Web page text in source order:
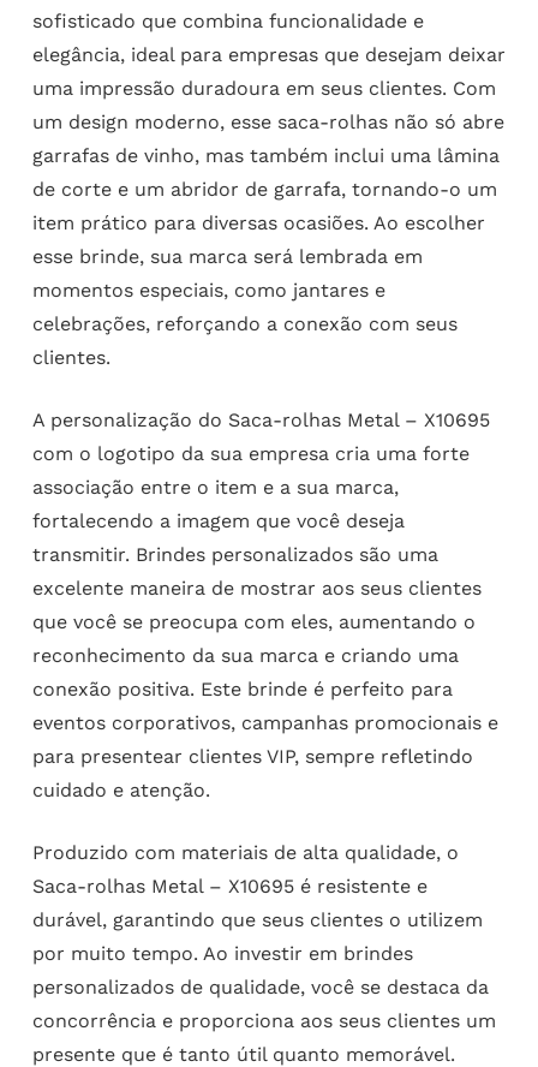
sofisticado que combina funcionalidade e
elegância, ideal para empresas que desejam deixar
uma impressão duradoura em seus clientes. Com
um design moderno, esse saca-rolhas não só abre
garrafas de vinho, mas também inclui uma lâmina
de corte e um abridor de garrafa, tornando-o um
item prático para diversas ocasiões. Ao escolher
esse brinde, sua marca será lembrada em
momentos especiais, como jantares e
celebrações, reforçando a conexão com seus
clientes.
A personalização do Saca-rolhas Metal – X10695
com o logotipo da sua empresa cria uma forte
associação entre o item e a sua marca,
fortalecendo a imagem que você deseja
transmitir. Brindes personalizados são uma
excelente maneira de mostrar aos seus clientes
que você se preocupa com eles, aumentando o
reconhecimento da sua marca e criando uma
conexão positiva. Este brinde é perfeito para
eventos corporativos, campanhas promocionais e
para presentear clientes VIP, sempre refletindo
cuidado e atenção.
Produzido com materiais de alta qualidade, o
Saca-rolhas Metal – X10695 é resistente e
durável, garantindo que seus clientes o utilizem
por muito tempo. Ao investir em brindes
personalizados de qualidade, você se destaca da
concorrência e proporciona aos seus clientes um
presente que é tanto útil quanto memorável.